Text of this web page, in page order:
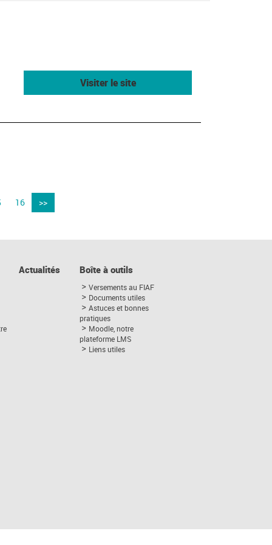
Visiter le site
16 >>
Actualités Boîte à outils
Versements au FIAF
Documents utiles
Astuces et bonnes
pratiques
Moodle, notre
plateforme LMS
Liens utiles